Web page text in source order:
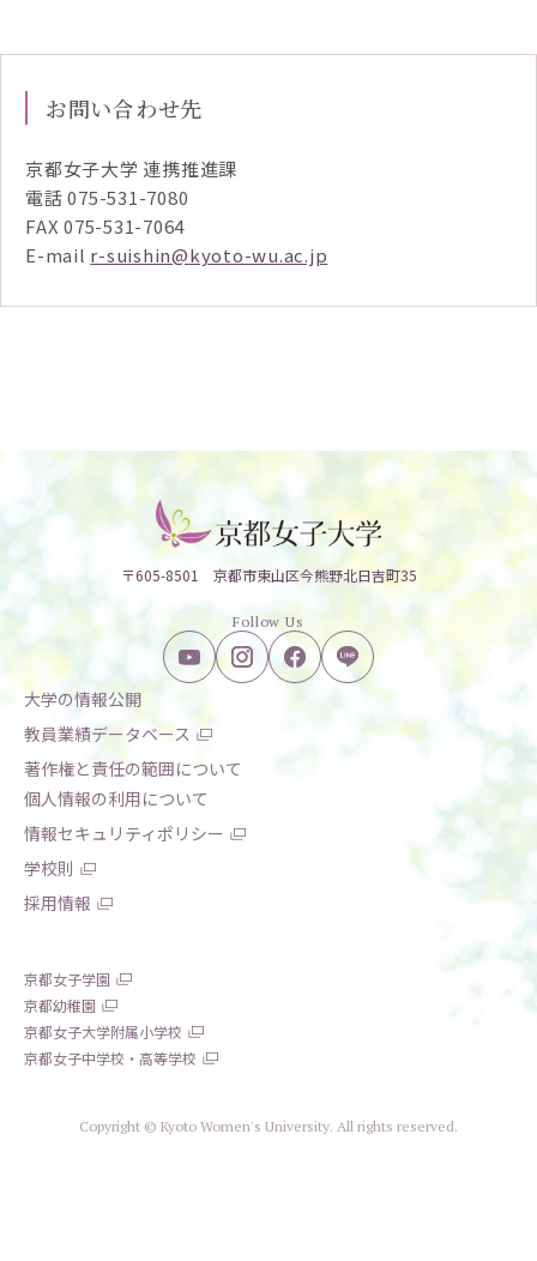
お問い合わせ先
京都女子大学 連携推進課
電話 075-531-7080
FAX 075-531-7064
E-mail r-suishin@kyoto-wu.ac.jp
〒605-8501 京都市東山区今熊野北日吉町35
Follow Us
大学の情報公開
教員業績データベース
著作権と責任の範囲について
個人情報の利用について
情報セキュリティポリシー
学校則
採用情報
京都女子学園
京都幼稚園
京都女子大学附属小学校
京都女子中学校・高等学校
Copyright © Kyoto Women's University. All rights reserved.